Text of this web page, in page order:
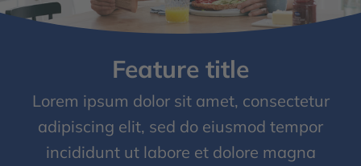
Feature title
Lorem ipsum dolor sit amet, consectetur
adipiscing elit, sed do eiusmod tempor
incididunt ut labore et dolore magna